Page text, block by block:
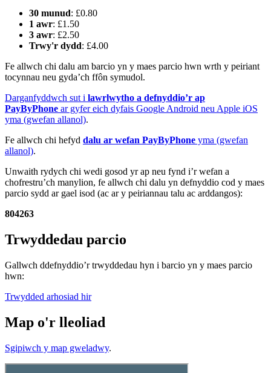
30 munud: £0.80
1 awr: £1.50
3 awr: £2.50
Trwy'r dydd: £4.00
Fe allwch chi dalu am barcio yn y maes parcio hwn wrth y peiriant
tocynnau neu gyda’ch ffôn symudol.
Darganfyddwch sut i lawrlwytho a defnyddio’r ap
PayByPhone ar gyfer eich dyfais Google Android neu Apple iOS
yma (gwefan allanol).
Fe allwch chi hefyd dalu ar wefan PayByPhone yma (gwefan
allanol).
Unwaith rydych chi wedi gosod yr ap neu fynd i’r wefan a
chofrestru’ch manylion, fe allwch chi dalu yn defnyddio cod y maes
parcio sydd ar gael isod (ac ar y peiriannau talu ac arddangos):
804263
Trwyddedau parcio
Gallwch ddefnyddio’r trwyddedau hyn i barcio yn y maes parcio
hwn:
Trwydded arhosiad hir
Map o'r lleoliad
Sgipiwch y map gweladwy.